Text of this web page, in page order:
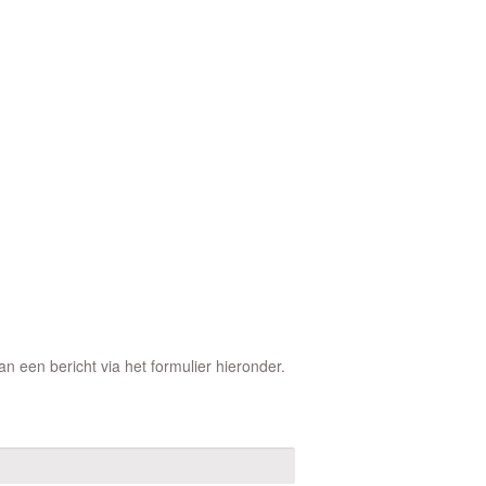
een bericht via het formulier hieronder.